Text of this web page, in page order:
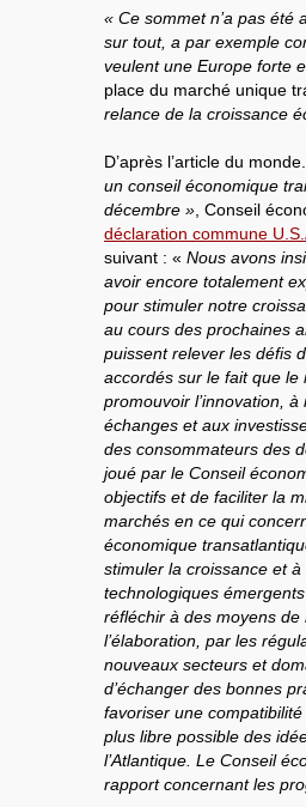
« Ce sommet n’a pas été
sur tout, a par exemple
veulent une Europe forte
place du marché unique
relance de la croissance
D’après l’article du
un conseil économique
décembre » , Conseil
déclaration commune
suivant : « Nous avons
avoir encore totalement
pour stimuler notre
au cours des prochaines
puissent relever les défis
accordés sur le fait que le
promouvoir l’innovation,
échanges et aux
des consommateurs des
joué par le Conseil
objectifs et de faciliter la
marchés en ce qui
économique
stimuler la croissance et
technologiques
réfléchir à des moyens
l’élaboration, par les
nouveaux secteurs et
d’échanger des bonnes
favoriser une
plus libre possible des
l’Atlantique. Le Conseil
rapport concernant les